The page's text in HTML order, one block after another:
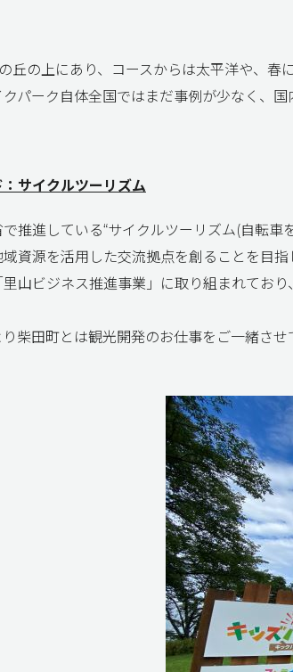
丘の上にあり、コースからは太平洋や、春
パーク自体全国ではまだ事例が少なく、
サイクルツーリズム
推進している“サイクルツーリズム(自転
資源を活用した交流拠点を創ることを目指
山ビジネス推進事業」に取り組まれてお
柴田町とは観光開発のお仕事をご一緒さ